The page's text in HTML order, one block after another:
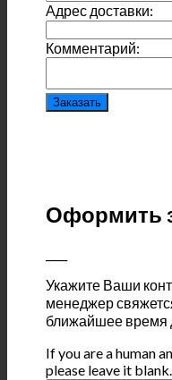
Адрес доставки:
Комментарий:
Оформить
Укажите Ваши
менеджер
ближайшее время
If you are a human
please leave it blank.